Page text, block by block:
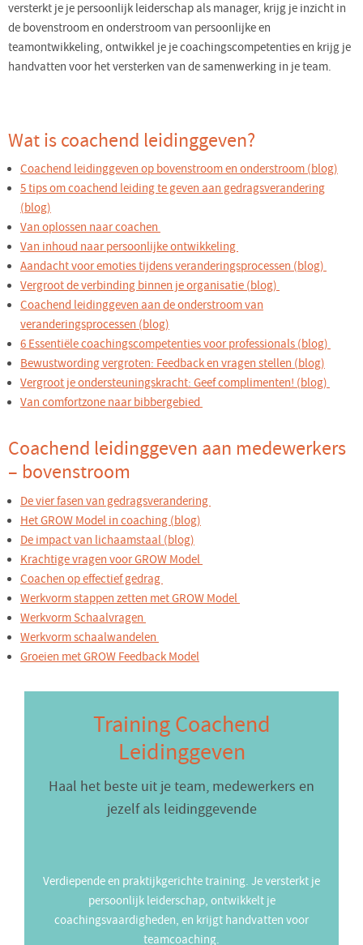
versterkt je je persoonlijk leiderschap als manager, krijg je inzicht in
de bovenstroom en onderstroom van persoonlijke en
teamontwikkeling, ontwikkel je je coachingscompetenties en krijg je
handvatten voor het versterken van de samenwerking in je team.
Wat is coachend leidinggeven?
Coachend leidinggeven op bovenstroom en onderstroom (blog)
5 tips om coachend leiding te geven aan gedragsverandering
(blog)
Van oplossen naar coachen
Van inhoud naar persoonlijke ontwikkeling
Aandacht voor emoties tijdens veranderingsprocessen (blog)
Vergroot de verbinding binnen je organisatie (blog)
Coachend leidinggeven aan de onderstroom van
veranderingsprocessen (blog)
6 Essentiële coachingscompetenties voor professionals (blog)
Bewustwording vergroten: Feedback en vragen stellen (blog)
Vergroot je ondersteuningskracht: Geef complimenten! (blog)
Van comfortzone naar bibbergebied
Coachend leidinggeven aan medewerkers
– bovenstroom
De vier fasen van gedragsverandering
Het GROW Model in coaching (blog)
De impact van lichaamstaal (blog)
Krachtige vragen voor GROW Model
Coachen op effectief gedrag
Werkvorm stappen zetten met GROW Model
Werkvorm Schaalvragen
Werkvorm schaalwandelen
Groeien met GROW Feedback Model
Training Coachend
Leidinggeven
Haal het beste uit je team, medewerkers en
jezelf als leidinggevende
Verdiepende en praktijkgerichte training. Je versterkt je
persoonlijk leiderschap, ontwikkelt je
coachingsvaardigheden, en krijgt handvatten voor
teamcoaching.